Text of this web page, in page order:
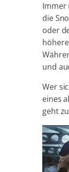
Immer
die
oder
und
Wer
eines
geht